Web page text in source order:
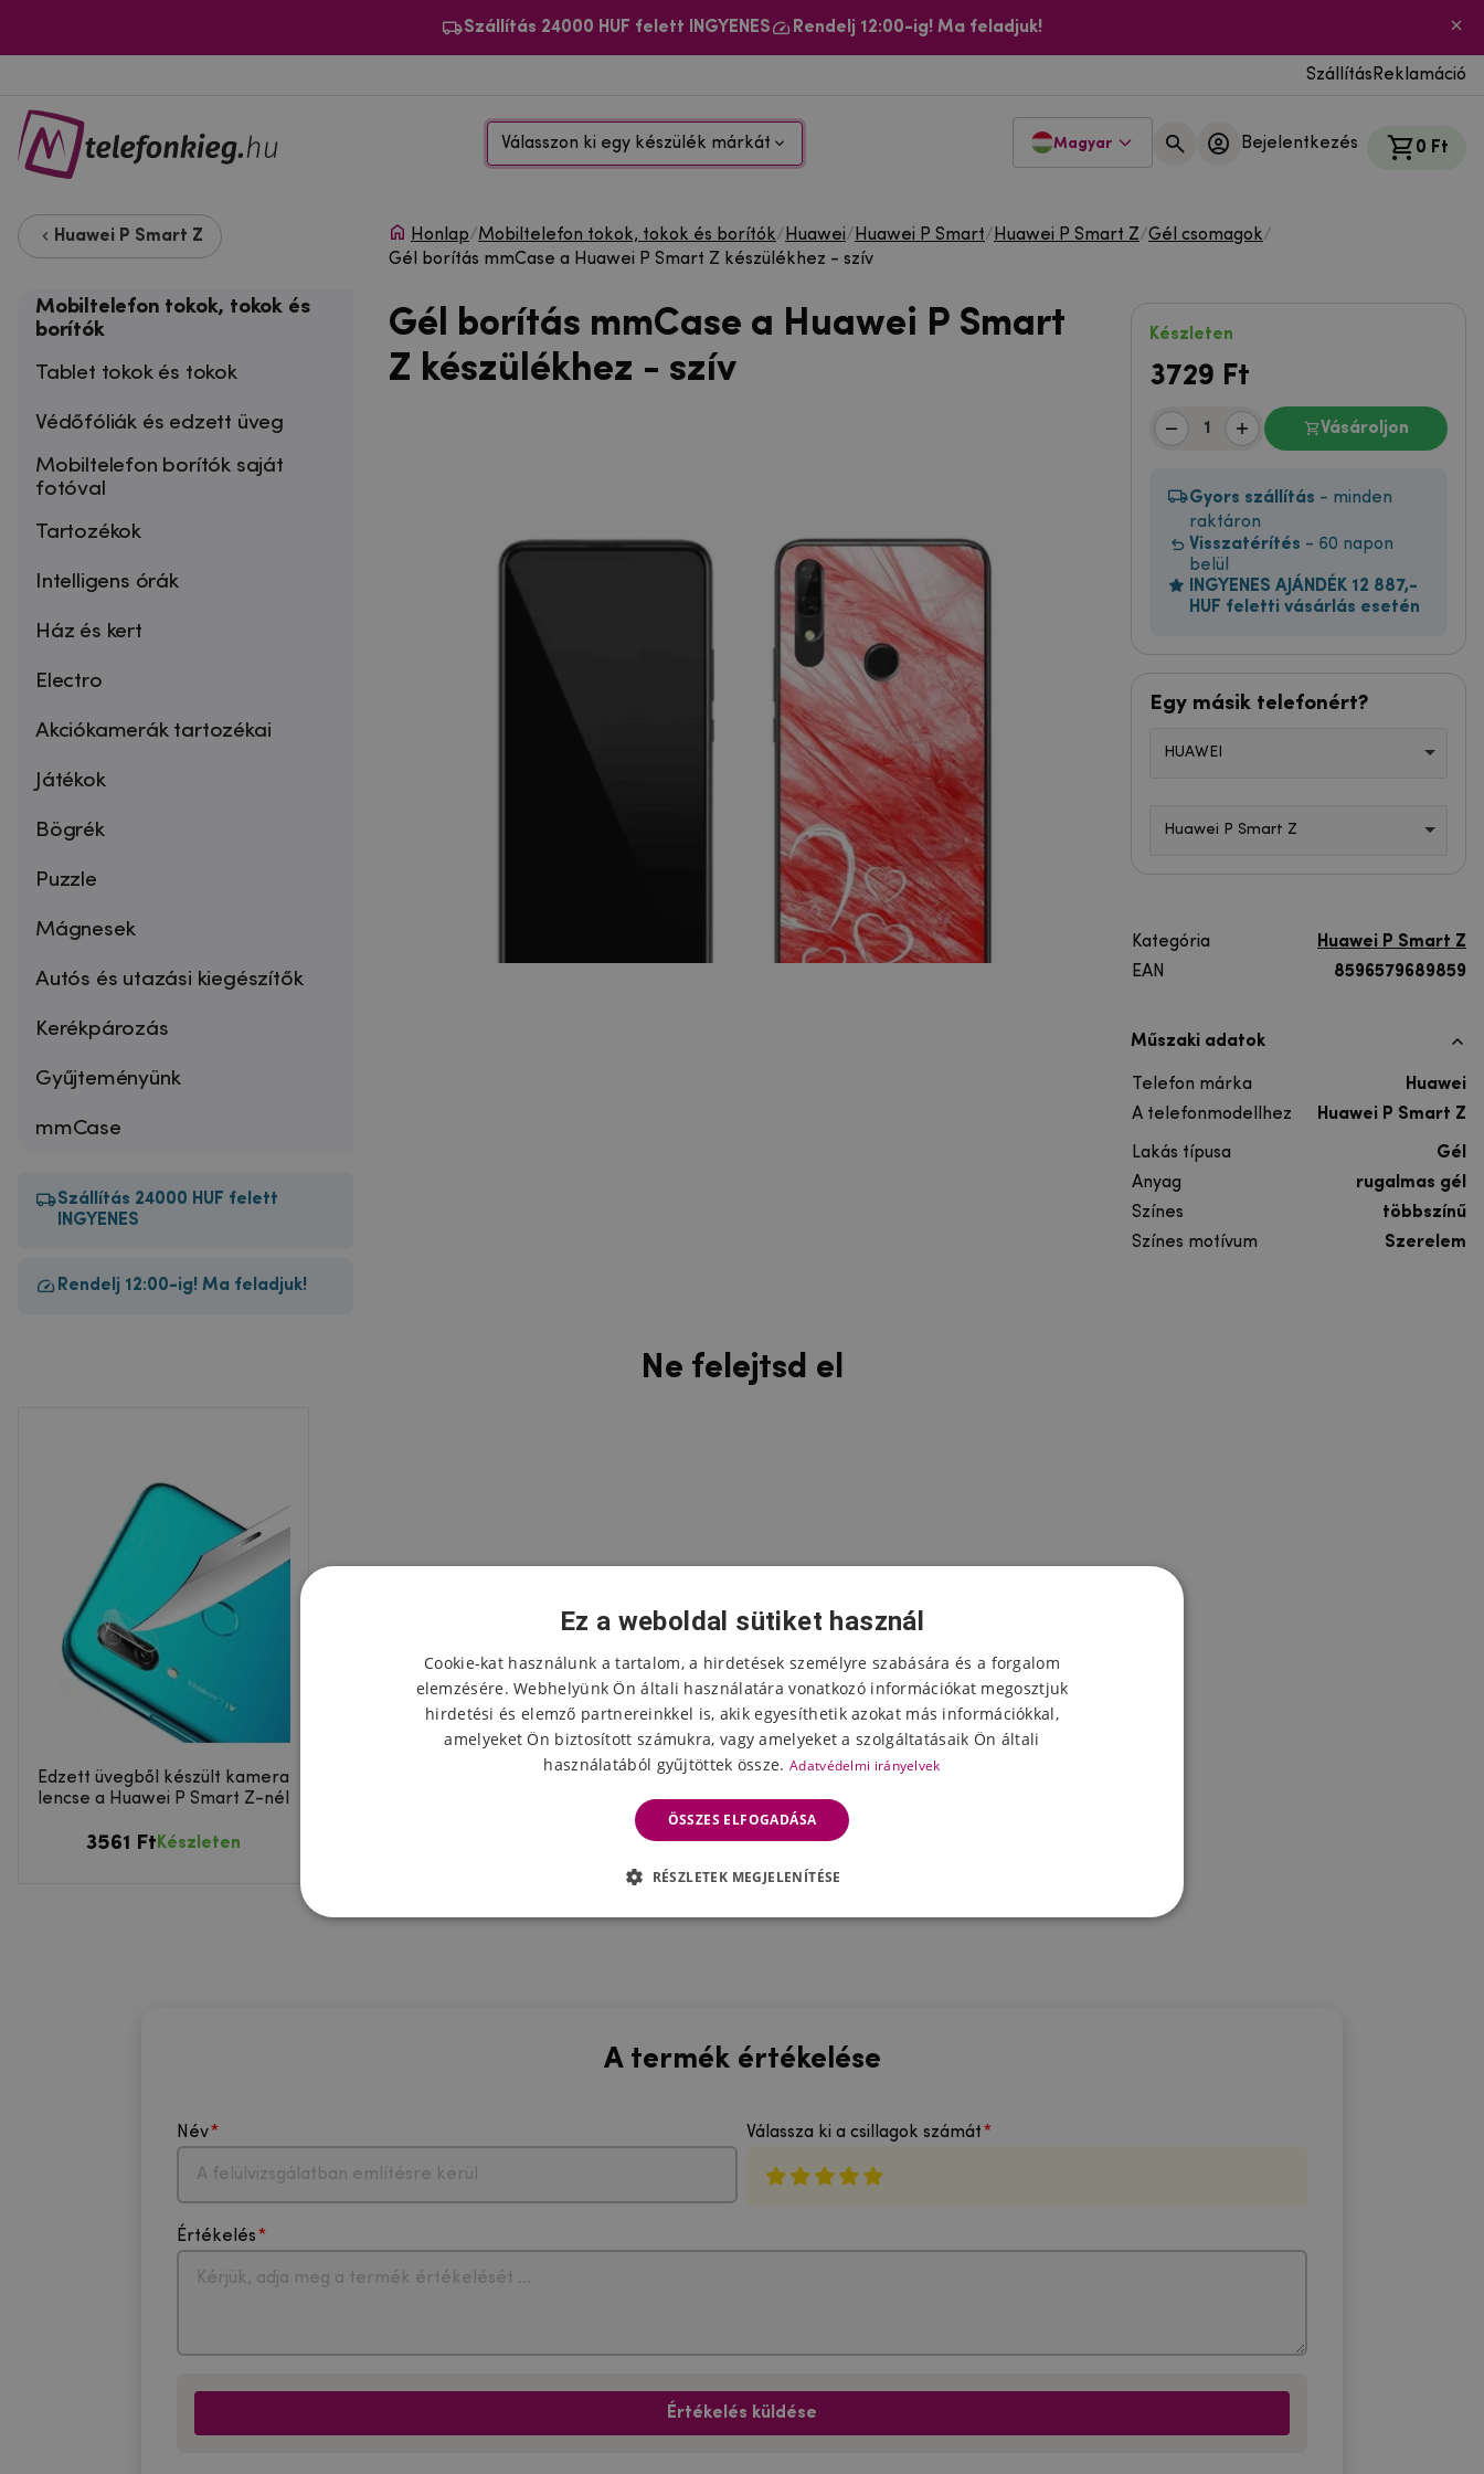
Szállítás 24000 HUF felett INGYENES Rendelj 12:00-ig! Ma feladjuk!
Szállítás Reklamáció
Válasszon ki egy készülék márkát Magyar Bejelentkezés 0 Ft
Huawei P Smart Z
Mobiltelefon tokok, tokok és
borítók
Tablet tokok és tokok
Védőfóliák és edzett üveg
Mobiltelefon borítók saját
fotóval
Tartozékok
Intelligens órák
Ház és kert
Electro
Akciókamerák tartozékai
Játékok
Bögrék
Puzzle
Mágnesek
Autós és utazási kiegészítők
Kerékpározás
Gyűjteményünk
mmCase
Szállítás 24000 HUF felett
INGYENES
Rendelj 12:00-ig! Ma feladjuk!
Honlap/Mobiltelefon tokok, tokok és borítók/ Huawei/ Huawei P Smart/ Huawei P Smart Z/Gél csomagok/
Gél borítás mmCase a Huawei P Smart Z készülékhez - szív
Gél borítás mmCase a Huawei P Smart
Z készülékhez - szív
Készleten
3729 Ft
Vásároljon
Gyors szállítás - minden
raktáron
Visszatérítés - 60 napon
belül
INGYENES AJÁNDÉK 12 887,-
HUF feletti vásárlás esetén
Egy másik telefonért?
HUAWEI
Huawei P Smart Z
Kategória
Huawei P Smart Z
EAN
8596579689859
Műszaki adatok
Telefon márka
Huawei
A telefonmodellhez
Huawei P Smart Z
Lakás típusa
Gél
Anyag
rugalmas gél
Színes
többszínű
Színes motívum
Szerelem
Ne felejtsd el
Edzett üvegből készült kamera
lencse a Huawei P Smart Z-nél
3561 Ft Készleten
A termék értékelése
Név Válassza ki a csillagok számát
Értékelés
Értékelés küldése
Ez a weboldal sütiket használ
Cookie-kat használunk a tartalom, a hirdetések személyre szabására és a forgalom
elemzésére. Webhelyünk Ön általi használatára vonatkozó információkat megosztjuk
hirdetési és elemző partnereinkkel is, akik egyesíthetik azokat más információkkal,
amelyeket Ön biztosított számukra, vagy amelyeket a szolgáltatásaik Ön általi
használatából gyűjtöttek össze. Adatvédelmi irányelvek
ÖSSZES ELFOGADÁSA
RÉSZLETEK MEGJELENÍTÉSE